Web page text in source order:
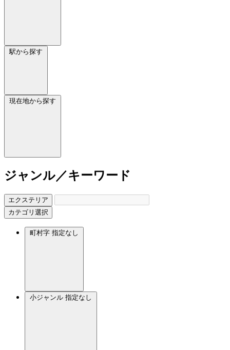
駅から探す
現在地から探す
ジャンル／キーワード
エクステリア
カテゴリ選択
町村字 指定なし
小ジャンル 指定なし